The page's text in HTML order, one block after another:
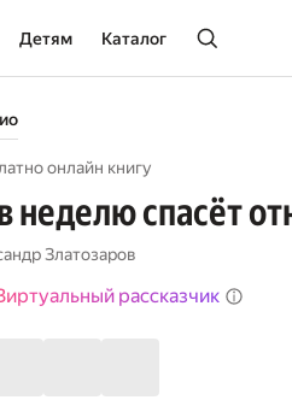
Детям Каталог
онлайн книгу
неделю спасёт
Златозаров
рассказчик